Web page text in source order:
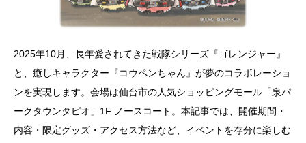
2025年10月、長年愛されてきた戦隊シリーズ『ゴレンジャー』
と、癒しキャラクター『コウペンちゃん』が夢のコラボレーショ
ンを実現します。会場は仙台市の人気ショッピングモール「泉パ
ークタウンタピオ」1F ノースコート。本記事では、開催期間・
内容・限定グッズ・アクセス方法など、イベントを存分に楽しむ